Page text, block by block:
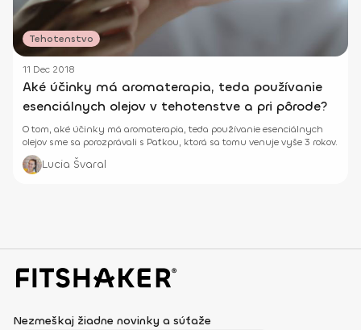
Tehotenstvo
11 Dec 2018
Aké účinky má aromaterapia, teda používanie
esenciálnych olejov v tehotenstve a pri pôrode?
O tom, aké účinky má aromaterapia, teda používanie esenciálnych
olejov sme sa porozprávali s Paťkou, ktorá sa tomu venuje vyše 3 rokov.
Lucia Švaral
Nezmeškaj žiadne novinky a súťaže